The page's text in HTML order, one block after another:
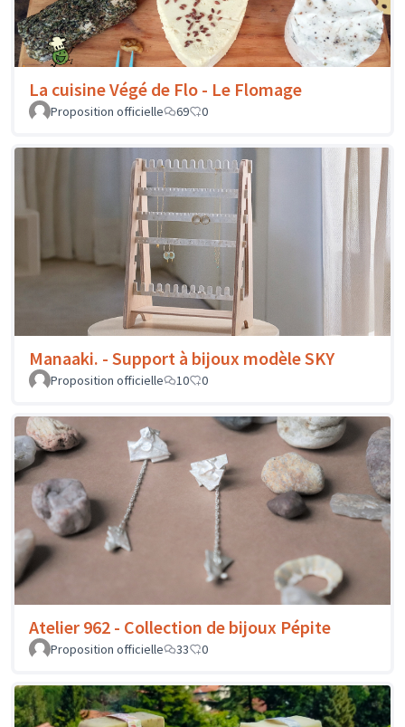
La cuisine Végé de Flo - Le Flomage
Proposition officielle 69 0
Manaaki. - Support à bijoux modèle SKY
Proposition officielle 10 0
Atelier 962 - Collection de bijoux Pépite
Proposition officielle 33 0